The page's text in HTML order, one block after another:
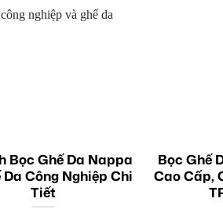
Bọc Ghế Da Nappa
Da Công Nghiệp Chi
Tiết
Bọc Ghế
Cao Cấp,